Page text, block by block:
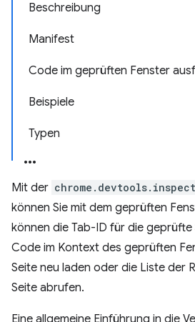
Beschreibung
Manifest
Code im geprüften Fenster
Beispiele
Typen
Mit der
können Sie mit dem geprüften
können die Tab-ID für die
Code im Kontext des geprüften
Seite neu laden oder die Liste der
Seite abrufen.
Eine allgemeine Einführung in die